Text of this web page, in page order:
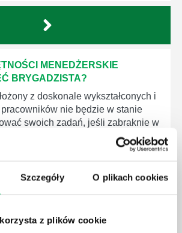
Szczegóły O plikach cookies
z plików cookie
MENEDŻERSKIE
BRYGADZISTA?
z doskonale wykształconych i
nie będzie w stanie
swoich zadań, jeśli zabraknie w
kierownictwa. Zawsze
nadzorująca wszystkie